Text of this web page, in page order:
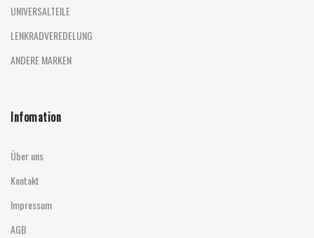
UNIVERSALTEILE
LENKRADVEREDELUNG
ANDERE MARKEN
Infomation
Über uns
Kontakt
Impressum
AGB